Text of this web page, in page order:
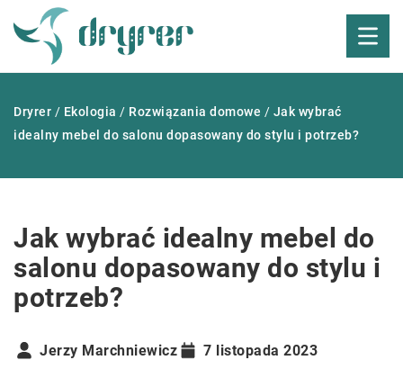
Dryrer / Ekologia / Rozwiązania domowe / Jak wybrać
idealny mebel do salonu dopasowany do stylu i potrzeb?
Jak wybrać idealny mebel do
salonu dopasowany do stylu i
potrzeb?
Jerzy Marchniewicz 7 listopada 2023